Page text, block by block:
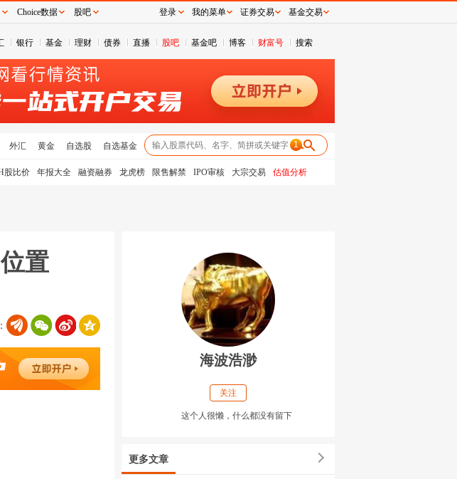
银行 基金 理财 债券 直播 股吧 基金吧 博客 财富号 搜索
外汇 黄金 自选股 自选基金 1
股比价 年报大全 融资融券 龙虎榜 限售解禁 IPO审核 大宗交易 估值分析
置
海波浩渺
关注
这个人很懒，什么都没有留下
更多文章
Choice数据 股吧 登录 我的菜单 证券交易 基金交易